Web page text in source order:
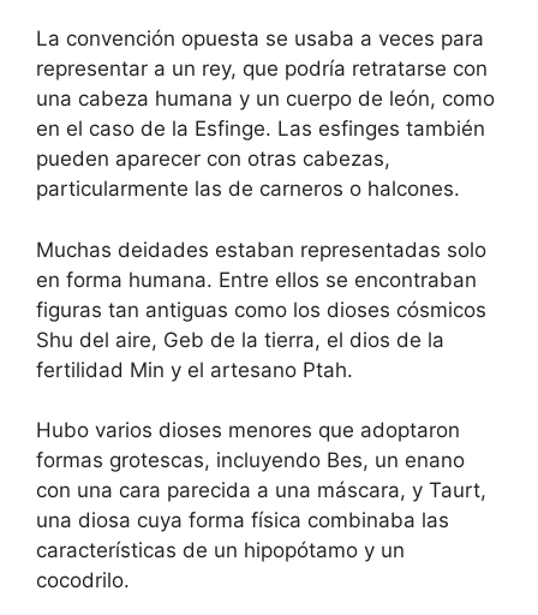
La convención opuesta se usaba a veces para
representar a un rey, que podría retratarse con
una cabeza humana y un cuerpo de león, como
en el caso de la Esfinge. Las esfinges también
pueden aparecer con otras cabezas,
particularmente las de carneros o halcones.
Muchas deidades estaban representadas solo
en forma humana. Entre ellos se encontraban
figuras tan antiguas como los dioses cósmicos
Shu del aire, Geb de la tierra, el dios de la
fertilidad Min y el artesano Ptah.
Hubo varios dioses menores que adoptaron
formas grotescas, incluyendo Bes, un enano
con una cara parecida a una máscara, y Taurt,
una diosa cuya forma física combinaba las
características de un hipopótamo y un
cocodrilo.